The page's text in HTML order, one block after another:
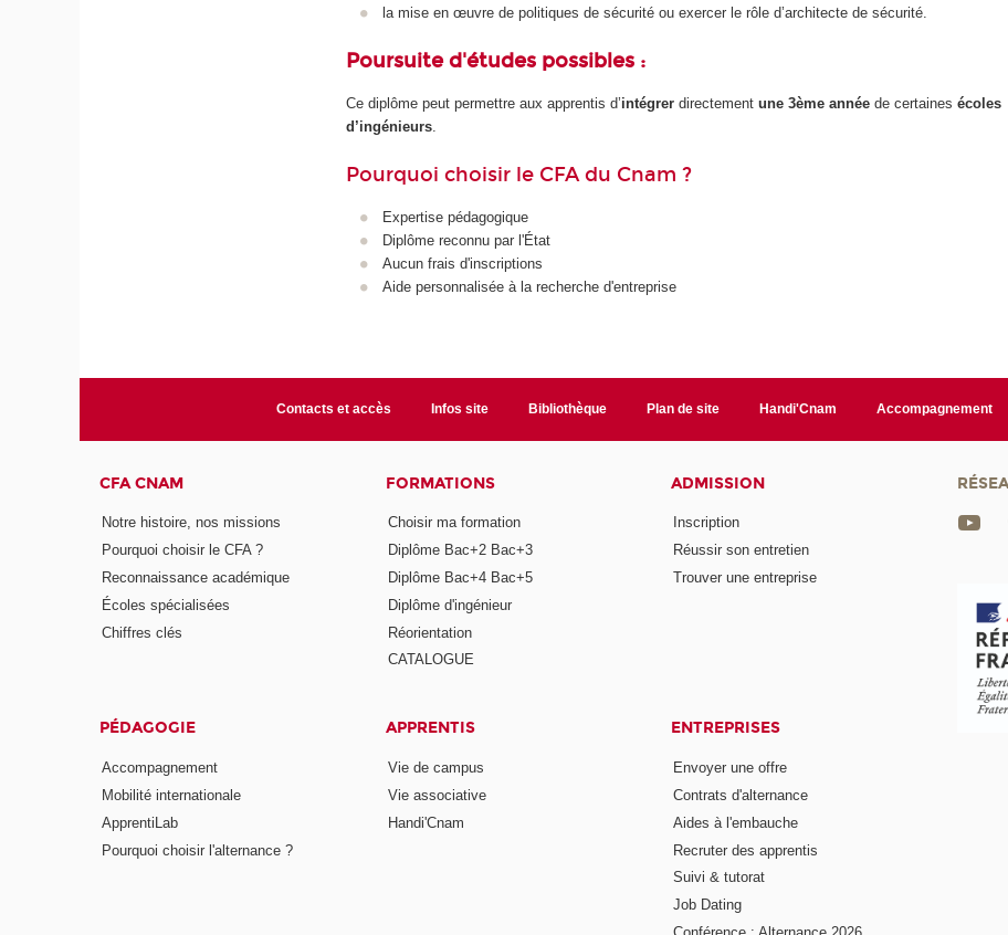
la mise en œuvre de politiques de sécurité ou exercer le rôle d’architecte de sécurité.
Poursuite d'études possibles :
Ce diplôme peut permettre aux apprentis d’intégrer directementune 3ème année de certainesécoles
d’ingénieurs.
Pourquoi choisir le CFA du Cnam ?
Expertise pédagogique
Diplôme reconnu par l'État
Aucun frais d'inscriptions
Aide personnalisée à la recherche d'entreprise
Contacts et accès Infos site Bibliothèque Plan de site Handi'Cnam Accompagnement
CFA CNAM
Notre histoire, nos missions
Pourquoi choisir le CFA ?
Reconnaissance académique
Écoles spécialisées
Chiffres clés
FORMATIONS
Choisir ma formation
Diplôme Bac+2 Bac+3
Diplôme Bac+4 Bac+5
Diplôme d'ingénieur
Réorientation
CATALOGUE
ADMISSION
Inscription
Réussir son entretien
Trouver une entreprise
PÉDAGOGIE
Accompagnement
Mobilité internationale
ApprentiLab
Pourquoi choisir l'alternance ?
APPRENTIS
Vie de campus
Vie associative
Handi'Cnam
ENTREPRISES
Envoyer une offre
Contrats d'alternance
Aides à l'embauche
Recruter des apprentis
Suivi & tutorat
Job Dating